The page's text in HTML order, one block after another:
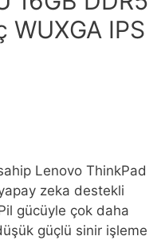
WUXGA IPS
Lenovo ThinkPad
zeka destekli
gücüyle çok daha
güçlü sinir işleme